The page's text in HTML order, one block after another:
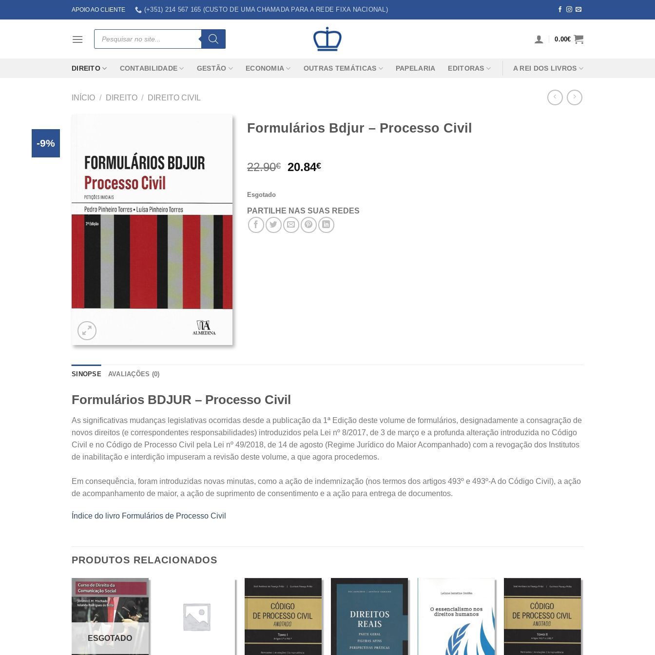
to
APOIO AO CLIENTE (+351) 214 567 165 (CUSTO DE UMA CHAMADA PARA A REDE FIXA NACIONAL)
Products
search
0.00€
DIREITO CONTABILIDADE GESTÃO ECONOMIA OUTRAS TEMÁTICAS PAPELARIA EDITORAS A REI DOS LIVROS
INÍCIO / DIREITO / DIREITO CIVIL
-9%
Formulários Bdjur – Processo Civil
22.90€
O
22.90€.
20.84€O
20.84€.
Esgotado
PARTILHE NAS SUAS REDES
SINOPSE AVALIAÇÕES (0)
Formulários BDJUR – Processo Civil
As significativas mudanças legislativas ocorridas desde a publicação da 1ª Edição deste volume de formulários, designadamente a consagração de
novos direitos (e correspondentes responsabilidades) introduzidos pela Lei nº 8/2017, de 3 de março e a profunda alteração introduzida no Código
Civil e no Código de Processo Civil pela Lei nº 49/2018, de 14 de agosto (Regime Jurídico do Maior Acompanhado) com a revogação dos Institutos
de inabilitação e interdição impuseram a revisão deste volume, a que agora procedemos.
Em consequência, foram introduzidas novas minutas, como a ação de indemnização (nos termos dos artigos 493º e 493º-A do Código Civil), a ação
de acompanhamento de maior, a ação de suprimento de consentimento e a ação para entrega de documentos.
Índice do livro Formulários de Processo Civil
PRODUTOS RELACIONADOS
ESGOTADO